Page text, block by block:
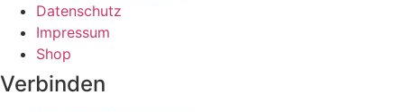
Datenschutz
Impressum
Shop
Verbinden